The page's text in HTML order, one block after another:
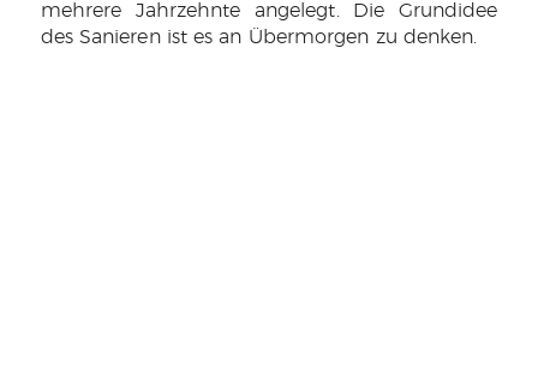
mehrere Jahrzehnte angelegt. Die Grundidee
des Sanieren ist es an Übermorgen zu denken.